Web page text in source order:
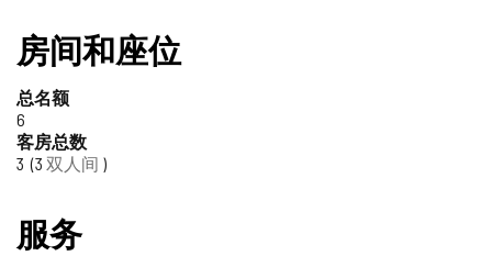
笔
记
中
加/
删
房间和座位
总名额
6
客房总数
3 3 双人间
服务